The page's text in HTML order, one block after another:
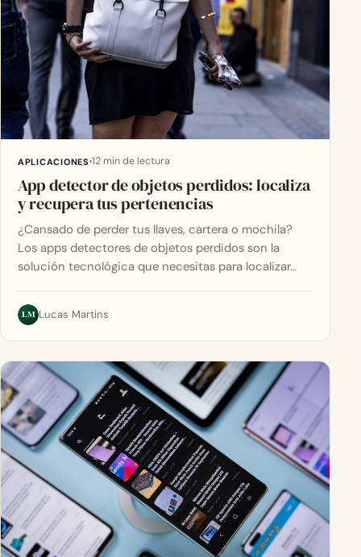
APLICACIONES 12 min de lectura
App detector de objetos perdidos: localiza
y recupera tus pertenencias
¿Cansado de perder tus llaves, cartera o mochila?
Los apps detectores de objetos perdidos son la
solución tecnológica que necesitas para localizar…
LM Lucas Martins